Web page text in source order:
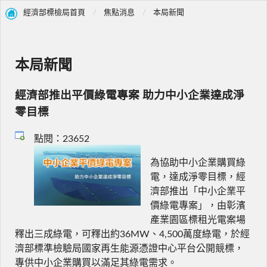
經濟部標檢局首頁 焦點消息 本局新聞
本局新聞
經濟部推出平價綠電專案 助力中小企業達成淨
零目標
點閱：23652
為協助中小企業購買綠
電，達成淨零目標，經
濟部推出「中小企業平
價綠電專案」，由彰濱
產業園區標租光電案場
釋出三成綠電，可釋出約36MW、4,500萬度綠電，於經
濟部標準檢驗局國家再生能源憑證中心平台公開競標，
專供中小企業購買以滿足其綠電需求。